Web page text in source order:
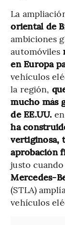
La
oriental de
ambiciones
automóviles
en Europa
vehículos
la región,
mucho más
de EE.UU.
ha
vertiginosa,
aprobación
justo
Mercedes-
(STLA)
vehículos